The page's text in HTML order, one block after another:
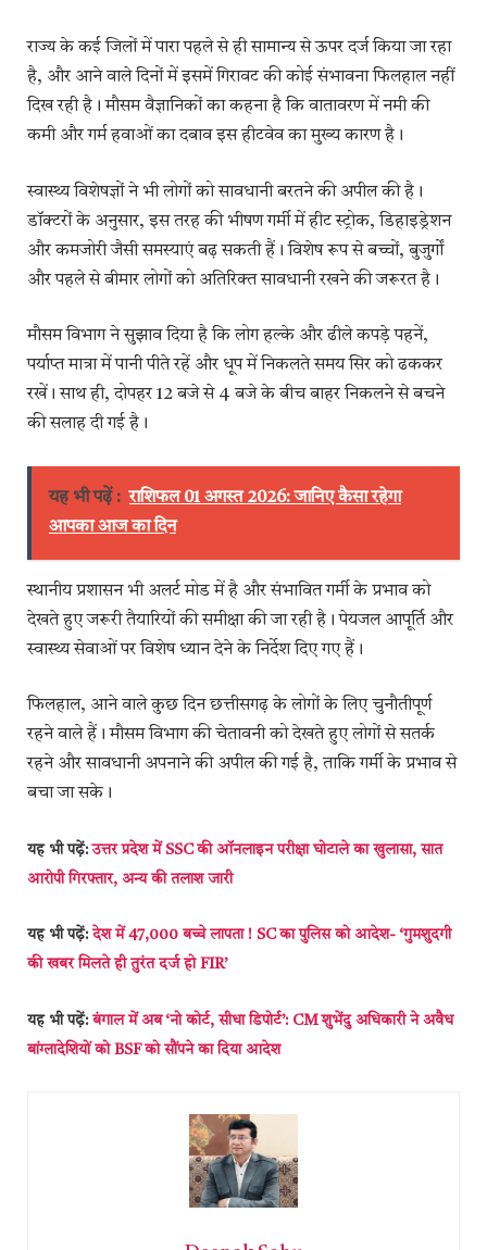
राज्य के कई जिलों में पारा पहले से ही सामान्य से ऊपर दर्ज किया जा रहा
है, और आने वाले दिनों में इसमें गिरावट की कोई संभावना फिलहाल नहीं
दिख रही है। मौसम वैज्ञानिकों का कहना है कि वातावरण में नमी की
कमी और गर्म हवाओं का दबाव इस हीटवेव का मुख्य कारण है।
स्वास्थ्य विशेषज्ञों ने भी लोगों को सावधानी बरतने की अपील की है।
डॉक्टरों के अनुसार, इस तरह की भीषण गर्मी में हीट स्ट्रोक, डिहाइड्रेशन
और कमजोरी जैसी समस्याएं बढ़ सकती हैं। विशेष रूप से बच्चों, बुजुर्गों
और पहले से बीमार लोगों को अतिरिक्त सावधानी रखने की जरूरत है।
मौसम विभाग ने सुझाव दिया है कि लोग हल्के और ढीले कपड़े पहनें,
पर्याप्त मात्रा में पानी पीते रहें और धूप में निकलते समय सिर को ढककर
रखें। साथ ही, दोपहर 12 बजे से 4 बजे के बीच बाहर निकलने से बचने
की सलाह दी गई है।
यह भी पढ़ें : राशिफल 01 अगस्त 2026: जानिए कैसा रहेगा
आपका आज का दिन
स्थानीय प्रशासन भी अलर्ट मोड में है और संभावित गर्मी के प्रभाव को
देखते हुए जरूरी तैयारियों की समीक्षा की जा रही है। पेयजल आपूर्ति और
स्वास्थ्य सेवाओं पर विशेष ध्यान देने के निर्देश दिए गए हैं।
फिलहाल, आने वाले कुछ दिन छत्तीसगढ़ के लोगों के लिए चुनौतीपूर्ण
रहने वाले हैं। मौसम विभाग की चेतावनी को देखते हुए लोगों से सतर्क
रहने और सावधानी अपनाने की अपील की गई है, ताकि गर्मी के प्रभाव से
बचा जा सके।
यह भी पढ़ें:उत्तर प्रदेश में SSC की ऑनलाइन परीक्षा घोटाले का खुलासा, सात
आरोपी गिरफ्तार, अन्य की तलाश जारी
यह भी पढ़ें: देश में 47,000 बच्चे लापता ! SC का पुलिस को आदेश- ‘गुमशुदगी
की खबर मिलते ही तुरंत दर्ज हो FIR’
यह भी पढ़ें: बंगाल में अब ‘नो कोर्ट, सीधा डिपोर्ट’: CM शुभेंदु अधिकारी ने अवैध
बांग्लादेशियों को BSF को सौंपने का दिया आदेश